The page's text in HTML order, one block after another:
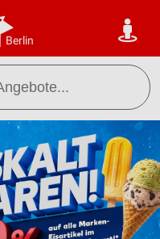
Berlin